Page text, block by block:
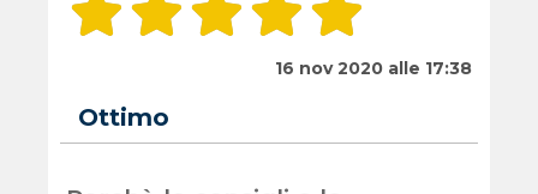
16 nov 2020 alle 17:38
Ottimo